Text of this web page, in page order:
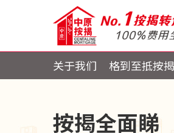
关于我们 格到至抵按揭
按揭全面睇